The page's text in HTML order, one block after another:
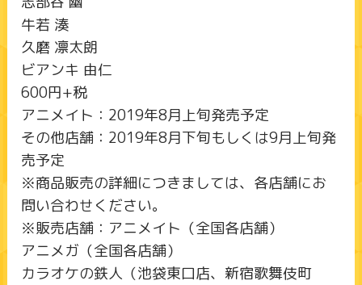
牛若 湊
久磨 凛太朗
ビアンキ 由仁
600円+税
アニメイト：2019年8月上旬発売予定
その他店舗：2019年8月下旬もしくは9月上旬発
売予定
※商品販売の詳細につきましては、各店舗にお
問い合わせください。
※販売店舗：アニメイト（全国各店舗）
アニメガ（全国各店舗）
カラオケの鉄人（池袋東口店、新宿歌舞伎町